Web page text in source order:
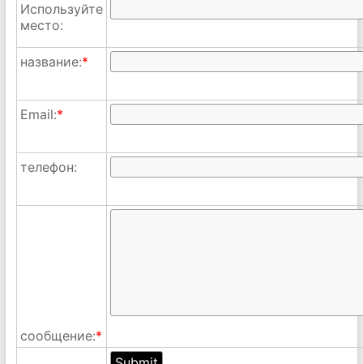
Используйте
место:
название:*
Email:*
телефон:
сообщение:*